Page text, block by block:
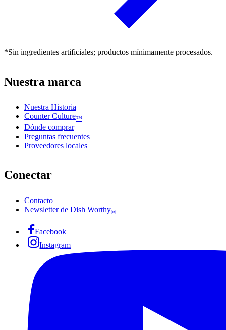
*Sin ingredientes artificiales; productos mínimamente procesados.
Nuestra marca
Nuestra Historia
Counter Culture™
Dónde comprar
Preguntas frecuentes
Proveedores locales
Conectar
Contacto
Newsletter de Dish Worthy®
Facebook
Instagram